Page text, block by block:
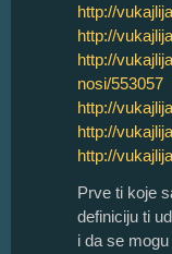
http://
http://
http://
nosi/553057
http://
http://
http://
Prve ti koje
definiciju ti
i da se